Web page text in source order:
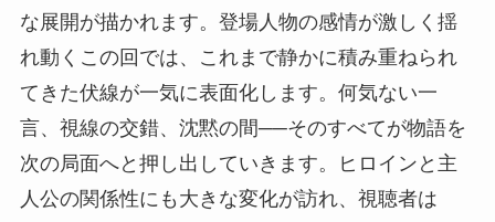
な展開が描かれます。登場人物の感情が激しく揺
れ動くこの回では、これまで静かに積み重ねられ
てきた伏線が一気に表面化します。何気ない一
言、視線の交錯、沈黙の間──そのすべてが物語を
次の局面へと押し出していきます。ヒロインと主
人公の関係性にも大きな変化が訪れ、視聴者は